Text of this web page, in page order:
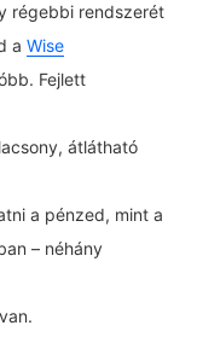
régebbi rendszerét
a Wise
Fejlett
átlátható
a pénzed, mint a
– néhány